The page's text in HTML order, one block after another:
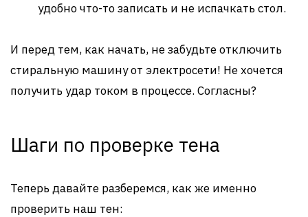
удобно что-то записать и не испачкать стол.
И перед тем, как начать, не забудьте отключить
стиральную машину от электросети! Не хочется
получить удар током в процессе. Согласны?
Шаги по проверке тена
Теперь давайте разберемся, как же именно
проверить наш тен: